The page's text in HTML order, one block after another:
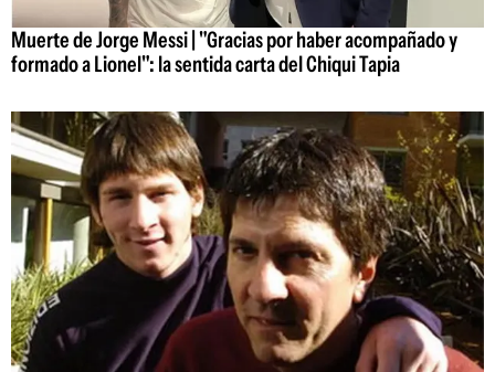
Muerte de Jorge Messi | "Gracias por haber acompañado y
formado a Lionel": la sentida carta del Chiqui Tapia